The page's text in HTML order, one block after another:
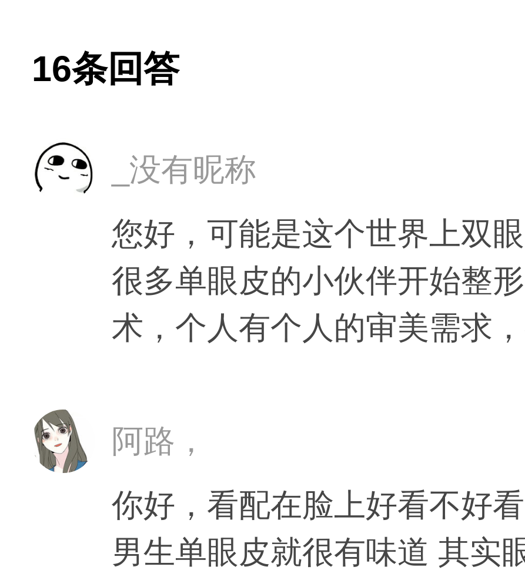
16条回答
_没有昵称
您好，可能是这个世界上双
很多单眼皮的小伙伴开始整
术，个人有个人的审美需求
皮来。
阿路，
你好，看配在脸上好看不好
男生单眼皮就很有味道 其实